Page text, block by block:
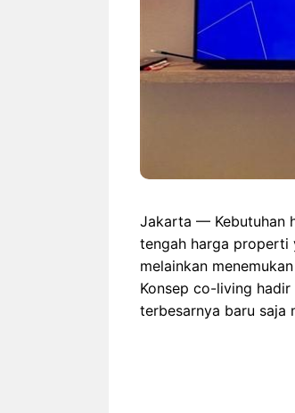
Jakarta — Kebutuhan
tengah harga properti
melainkan
Konsep co-living
terbesarnya baru saja